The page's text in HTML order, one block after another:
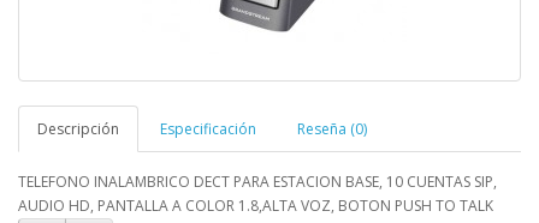
Descripción Especificación Reseña (0)
TELEFONO INALAMBRICO DECT PARA ESTACION BASE, 10 CUENTAS SIP,
AUDIO HD, PANTALLA A COLOR 1.8,ALTA VOZ, BOTON PUSH TO TALK